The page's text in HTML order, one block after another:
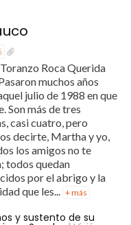
Roca ​Querida
muchos años
julio de 1988 en que
Son más de tres
casi cuatro, pero
decirte, Martha y yo,
los amigos no te
todos quedan
por el abrigo y la
que les... + más
y sustento de su